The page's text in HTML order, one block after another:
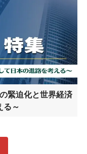
緊迫化と世界経済
る～